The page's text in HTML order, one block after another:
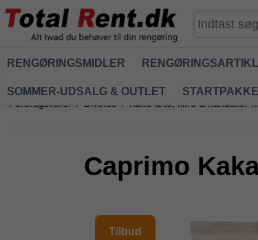
RENGØRINGSMIDLER
SOMMER-UDSALG & OUTLET
Forbrugsvarer / Diverse / Kaffe & te, filtre & handsker
Caprimo
Tilbud